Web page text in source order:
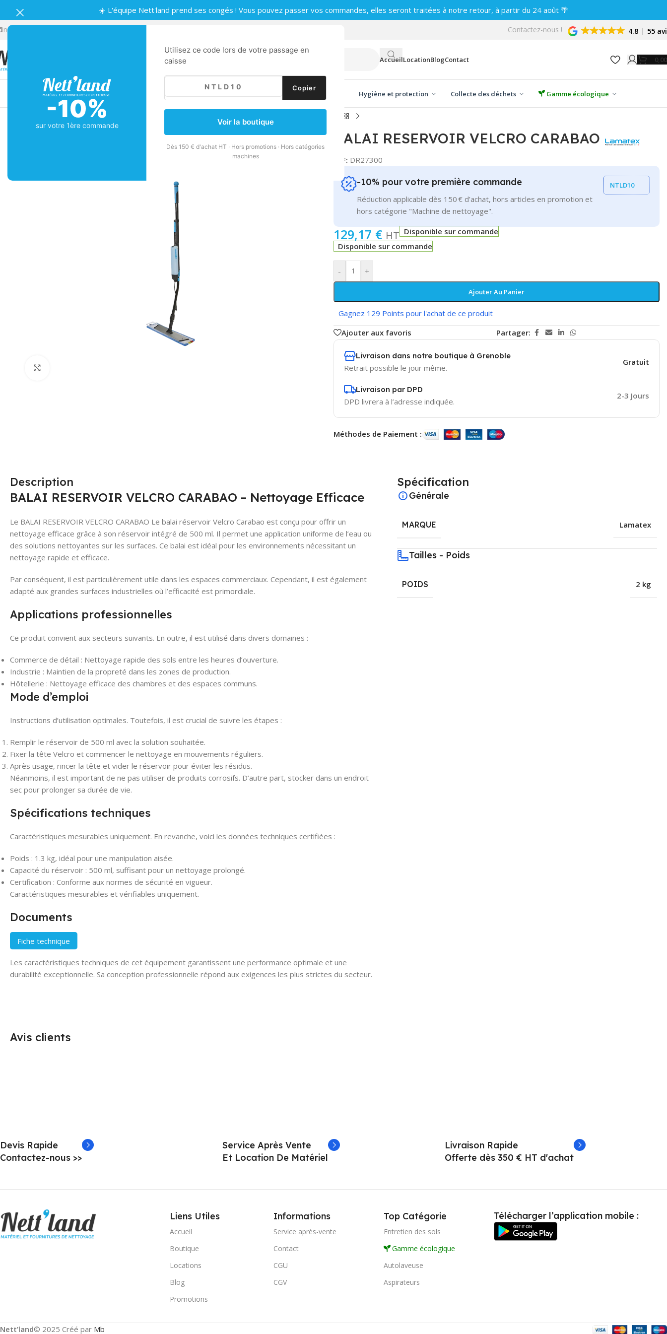
-10%
sur votre 1ère commande
Utilisez ce code lors de votre passage en
caisse
Copier
Voir la boutique
Dès 150 € d'achat HT · Hors promotions · Hors catégories
machines
☀️ L'équipe Nett'land prend ses congés ! Vous pouvez passer vos commandes, elles seront traitées à notre retour, à partir du 24 août 🌴
info.nettland@gmail.com Contactez-nous ! 4.8 55
AccueilLocationBlogContact
Machines Matériel de nettoyage Produits d'entretien Hygiène et protection Collecte des déchets Gamme écologique
Matériel de nettoyage
BALAI RESERVOIR VELCRO CARABAO
REF: DR27300
-10% pour votre première commande
Réduction applicable dès 150 € d’achat, hors articles en promotion et
hors catégorie "Machine de nettoyage".
NTLD10
129,17 € HT Disponible sur commande
Disponible sur commande
- +
Ajouter Au Panier
Gagnez 129 Points pour l'achat de ce produit
Ajouter aux favoris
Partager:
Livraison dans notre boutique à Grenoble
Retrait possible le jour même.
Gratuit
Livraison par DPD
DPD livrera à l’adresse indiquée.
2-3 Jours
Méthodes de Paiement :
Description
BALAI RESERVOIR VELCRO CARABAO – Nettoyage Efficace
Le BALAI RESERVOIR VELCRO CARABAO Le balai réservoir Velcro Carabao est conçu pour offrir un
nettoyage efficace grâce à son réservoir intégré de 500 ml. Il permet une application uniforme de l’eau ou
des solutions nettoyantes sur les surfaces. Ce balai est idéal pour les environnements nécessitant un
nettoyage rapide et efficace.
Par conséquent, il est particulièrement utile dans les espaces commerciaux. Cependant, il est également
adapté aux grandes surfaces industrielles où l’efficacité est primordiale.
Applications professionnelles
Ce produit convient aux secteurs suivants. En outre, il est utilisé dans divers domaines :
Commerce de détail : Nettoyage rapide des sols entre les heures d’ouverture.
Industrie : Maintien de la propreté dans les zones de production.
Hôtellerie : Nettoyage efficace des chambres et des espaces communs.
Mode d’emploi
Instructions d’utilisation optimales. Toutefois, il est crucial de suivre les étapes :
Remplir le réservoir de 500 ml avec la solution souhaitée.
Fixer la tête Velcro et commencer le nettoyage en mouvements réguliers.
Après usage, rincer la tête et vider le réservoir pour éviter les résidus.
Néanmoins, il est important de ne pas utiliser de produits corrosifs. D’autre part, stocker dans un endroit
sec pour prolonger sa durée de vie.
Spécifications techniques
Caractéristiques mesurables uniquement. En revanche, voici les données techniques certifiées :
Poids : 1.3 kg, idéal pour une manipulation aisée.
Capacité du réservoir : 500 ml, suffisant pour un nettoyage prolongé.
Certification : Conforme aux normes de sécurité en vigueur.
Caractéristiques mesurables et vérifiables uniquement.
Documents
Fiche technique
Les caractéristiques techniques de cet équipement garantissent une performance optimale et une
durabilité exceptionnelle. Sa conception professionnelle répond aux exigences les plus strictes du secteur.
Spécification
Générale
MARQUE Lamatex
Tailles - Poids
POIDS 2 kg
Avis clients
Devis Rapide
Contactez-nous >>
Service Après Vente
Et Location De Matériel
Livraison Rapide
Offerte dès 350 € HT d'achat
Liens Utiles
Accueil
Boutique
Locations
Blog
Promotions
Informations
Service après-vente
Contact
CGU
CGV
Top Catégorie
Entretien des sols
Gamme écologique
Autolaveuse
Aspirateurs
Télécharger l’application mobile :
Nett’land© 2025 Créé par Mb